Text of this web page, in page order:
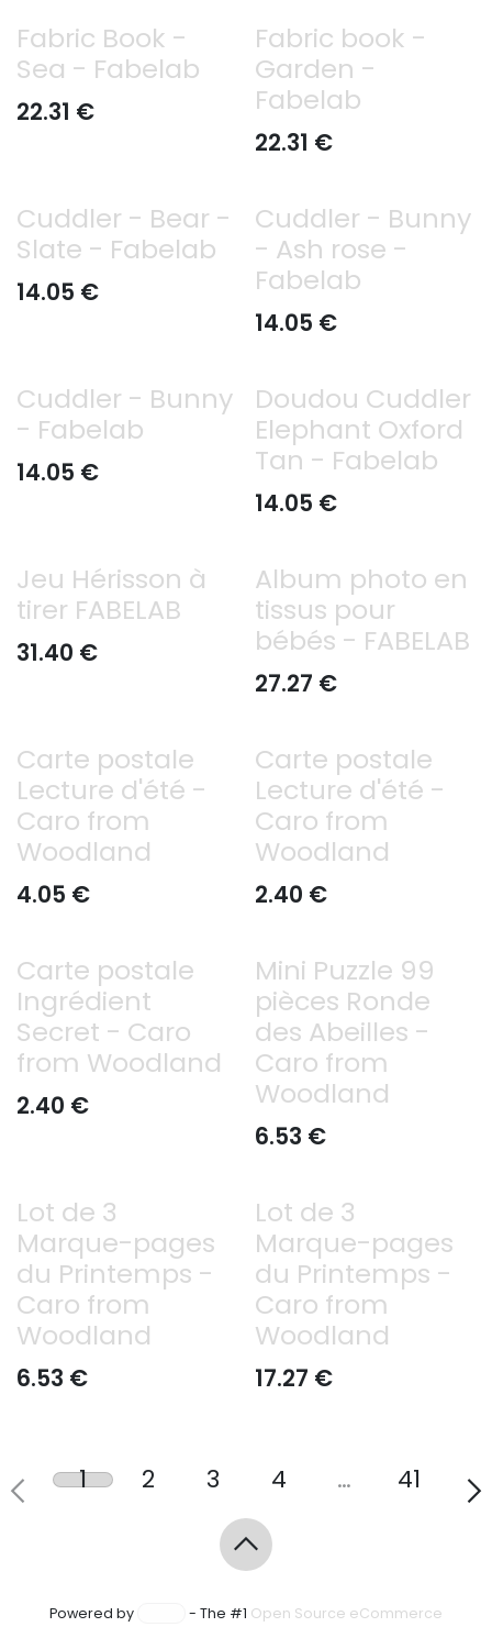
Fabric Book -
Sea - Fabelab
22.31 €
Fabric book -
Garden -
Fabelab
22.31 €
Cuddler - Bear -
Slate - Fabelab
14.05 €
Cuddler - Bunny
- Ash rose -
Fabelab
14.05 €
Cuddler - Bunny
- Fabelab
14.05 €
Doudou Cuddler
Elephant Oxford
Tan - Fabelab
14.05 €
Jeu Hérisson à
tirer FABELAB
31.40 €
Album photo en
tissus pour
bébés - FABELAB
27.27 €
Carte postale
Lecture d'été -
Caro from
Woodland
4.05 €
Carte postale
Lecture d'été -
Caro from
Woodland
2.40 €
Carte postale
Ingrédient
Secret - Caro
from Woodland
2.40 €
Mini Puzzle 99
pièces Ronde
des Abeilles -
Caro from
Woodland
6.53 €
Lot de 3
Marque-pages
du Printemps -
Caro from
Woodland
6.53 €
Lot de 3
Marque-pages
du Printemps -
Caro from
Woodland
17.27 €
1 2 3 4 … 41
Powered by - The #1 Open Source eCommerce